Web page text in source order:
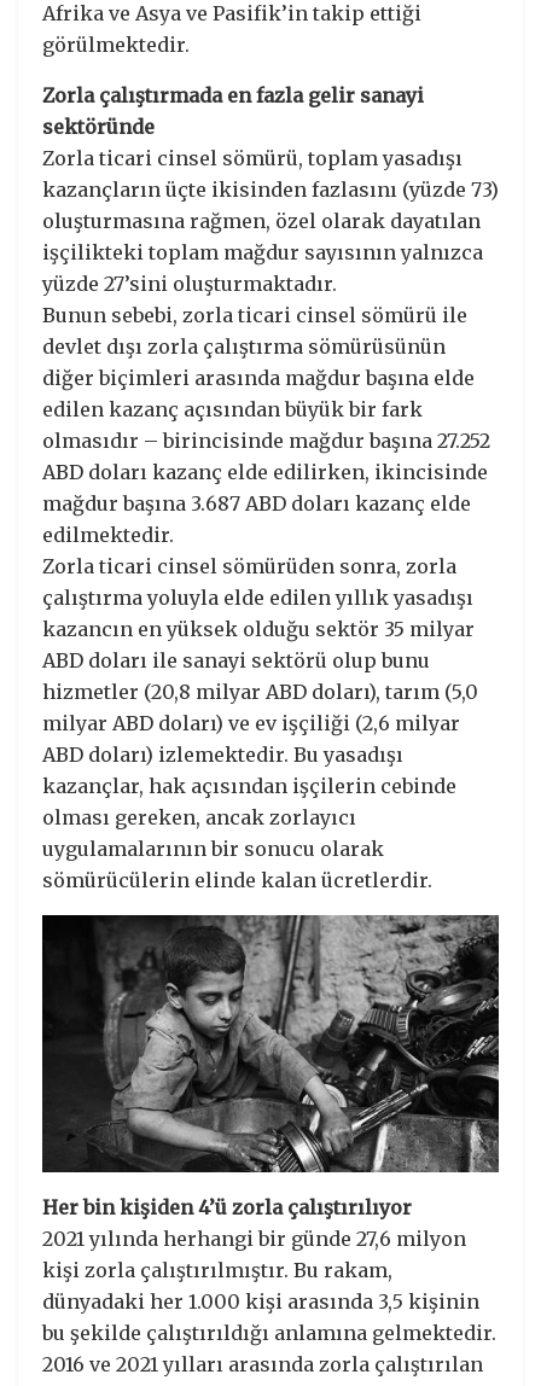
Afrika ve Asya ve Pasifik’in takip ettiği
görülmektedir.
Zorla çalıştırmada en fazla gelir sanayi
sektöründe
Zorla ticari cinsel sömürü, toplam yasadışı
kazançların üçte ikisinden fazlasını (yüzde 73)
oluşturmasına rağmen, özel olarak dayatılan
işçilikteki toplam mağdur sayısının yalnızca
yüzde 27’sini oluşturmaktadır.
Bunun sebebi, zorla ticari cinsel sömürü ile
devlet dışı zorla çalıştırma sömürüsünün
diğer biçimleri arasında mağdur başına elde
edilen kazanç açısından büyük bir fark
olmasıdır – birincisinde mağdur başına 27.252
ABD doları kazanç elde edilirken, ikincisinde
mağdur başına 3.687 ABD doları kazanç elde
edilmektedir.
Zorla ticari cinsel sömürüden sonra, zorla
çalıştırma yoluyla elde edilen yıllık yasadışı
kazancın en yüksek olduğu sektör 35 milyar
ABD doları ile sanayi sektörü olup bunu
hizmetler (20,8 milyar ABD doları), tarım (5,0
milyar ABD doları) ve ev işçiliği (2,6 milyar
ABD doları) izlemektedir. Bu yasadışı
kazançlar, hak açısından işçilerin cebinde
olması gereken, ancak zorlayıcı
uygulamalarının bir sonucu olarak
sömürücülerin elinde kalan ücretlerdir.
Her bin kişiden 4’ü zorla çalıştırılıyor
2021 yılında herhangi bir günde 27,6 milyon
kişi zorla çalıştırılmıştır. Bu rakam,
dünyadaki her 1.000 kişi arasında 3,5 kişinin
bu şekilde çalıştırıldığı anlamına gelmektedir.
2016 ve 2021 yılları arasında zorla çalıştırılan